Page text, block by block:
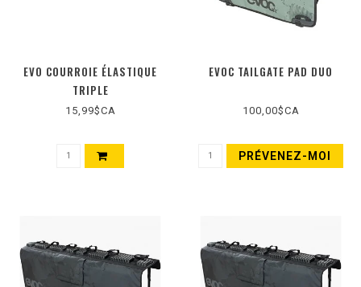
EVO COURROIE ÉLASTIQUE
TRIPLE
15,99$CA
EVOC TAILGATE PAD DUO
100,00$CA
PRÉVENEZ-MOI